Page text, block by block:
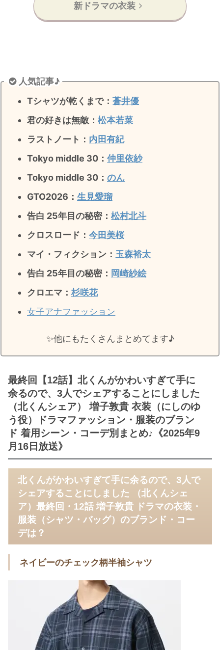
新ドラマの衣装
人気記事♪
Tシャツが乾くまで： 蒼井優
君の好きは無敵 ： 松本若菜
ラストノート ： 内田有紀
Tokyo middle 30： 仲里依紗
Tokyo middle 30： のん
GTO2026： 生見愛瑠
告白 25年目の秘密： 松村北斗
クロスロード： 今田美桜
マイ・フィクション： 玉森裕太
告白 25年目の秘密： 岡崎紗絵
クロエマ： 杉咲花
女子アナファッション
✨️他にもたくさんまとめてます♪
最終回【12話】北くんがかわいすぎて手に
余るので、3人でシェアすることにしました
（北くんシェア） 増子敦貴 衣装（にしのゆ
う役）ドラマファッション・服装のブラン
ド 着用シーン・コーデ別まとめ♪《2025年9
月16日放送》
北くんがかわいすぎて手に余るので、3人で
シェアすることにしました （北くんシェ
ア）最終回・12話 増子敦貴 ドラマの衣装・
服装（シャツ・バッグ）のブランド・コー
デは？
ネイビーのチェック柄半袖シャツ